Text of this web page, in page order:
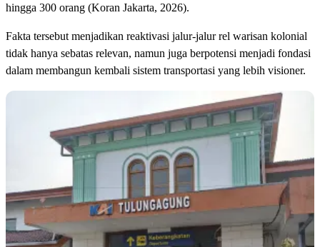
hingga 300 orang (Koran Jakarta, 2026).
Fakta tersebut menjadikan reaktivasi jalur-jalur rel warisan kolonial
tidak hanya sebatas relevan, namun juga berpotensi menjadi fondasi
dalam membangun kembali sistem transportasi yang lebih visioner.